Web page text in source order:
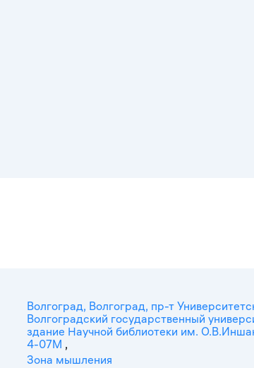
Волгоград, Волгоград, пр-т
Волгоградский государственный
здание Научной библиотеки им.
4-07М ,
Зона мышления